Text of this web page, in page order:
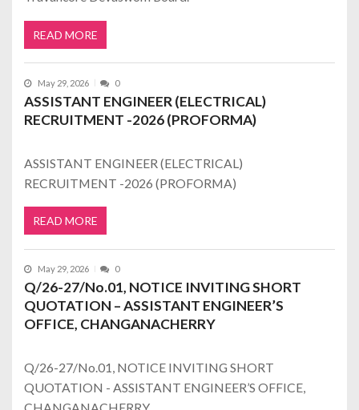
READ MORE
May 29, 2026 0
ASSISTANT ENGINEER (ELECTRICAL)
RECRUITMENT -2026 (PROFORMA)
ASSISTANT ENGINEER (ELECTRICAL)
RECRUITMENT -2026 (PROFORMA)
READ MORE
May 29, 2026 0
Q/26-27/No.01, NOTICE INVITING SHORT
QUOTATION – ASSISTANT ENGINEER’S
OFFICE, CHANGANACHERRY
Q/26-27/No.01, NOTICE INVITING SHORT
QUOTATION - ASSISTANT ENGINEER’S OFFICE,